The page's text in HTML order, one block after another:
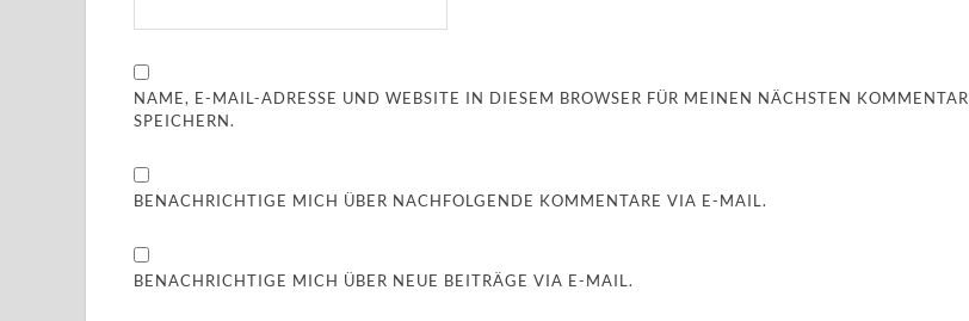
NAME, E-MAIL-ADRESSE UND WEBSITE IN DIESEM BROWSER FÜR MEINEN NÄCHSTEN KOMMENTAR
SPEICHERN.
BENACHRICHTIGE MICH ÜBER NACHFOLGENDE KOMMENTARE VIA E-MAIL.
BENACHRICHTIGE MICH ÜBER NEUE BEITRÄGE VIA E-MAIL.